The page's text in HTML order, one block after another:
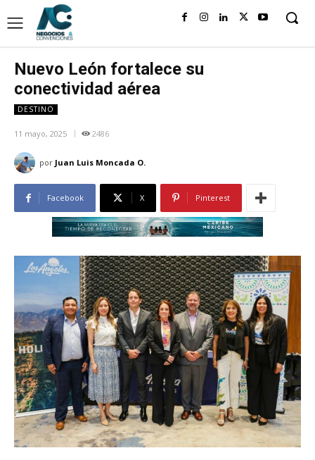
Nuevo León fortalece su
conectividad aérea
DESTINO
11 mayo, 2025 2486
por Juan Luis Moncada O.
Facebook X Pinterest